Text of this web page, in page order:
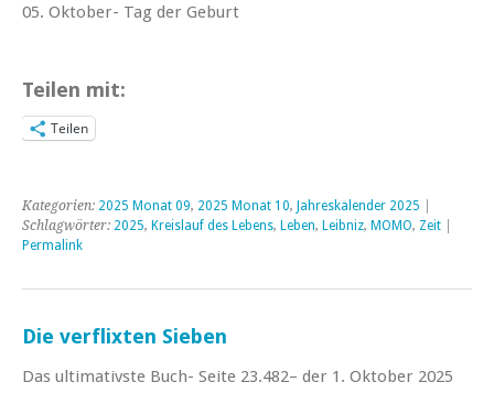
05. Oktober- Tag der Geburt
Teilen mit:
Teilen
Kategorien: 2025 Monat 09, 2025 Monat 10, Jahreskalender 2025
Schlagwörter: 2025, Kreislauf des Lebens, Leben, Leibniz, MOMO, Zeit
Permalink
Die verflixten Sieben
Das ultimativste Buch- Seite 23.482– der 1. Oktober 2025